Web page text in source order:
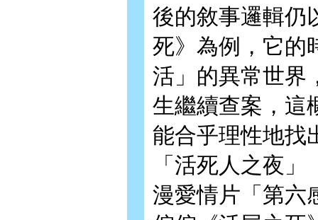
後的敘事邏輯仍
死》為例，它的
活」的異常世界
生繼續查案，這
能合乎理性地找
「活死人之夜
漫愛情片「第六